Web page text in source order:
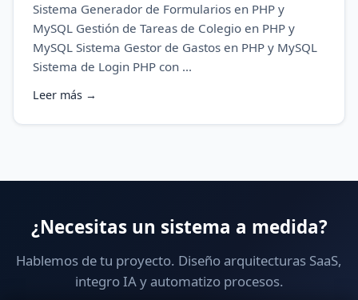
Sistema Generador de Formularios en PHP y
MySQL Gestión de Tareas de Colegio en PHP y
MySQL Sistema Gestor de Gastos en PHP y MySQL
Sistema de Login PHP con ...
Leer más →
¿Necesitas un sistema a medida?
Hablemos de tu proyecto. Diseño arquitecturas SaaS,
integro IA y automatizo procesos.
📱 Contactarme por WhatsApp